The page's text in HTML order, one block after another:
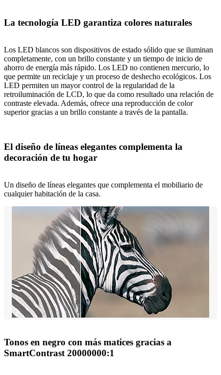
La tecnología LED garantiza colores naturales
Los LED blancos son dispositivos de estado sólido que se iluminan
completamente, con un brillo constante y un tiempo de inicio de
ahorro de energía más rápido. Los LED no contienen mercurio, lo
que permite un reciclaje y un proceso de deshecho ecológicos. Los
LED permiten un mayor control de la regularidad de la
retroiluminación de LCD, lo que da como resultado una relación de
contraste elevada. Además, ofrece una reproducción de color
superior gracias a un brillo constante a través de la pantalla.
El diseño de líneas elegantes complementa la
decoración de tu hogar
Un diseño de líneas elegantes que complementa el mobiliario de
cualquier habitación de la casa.
Tonos en negro con más matices gracias a
SmartContrast 20000000:1